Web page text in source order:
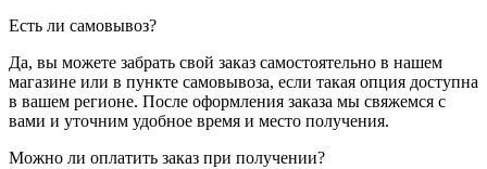
Есть ли самовывоз?
Да, вы можете забрать свой заказ самостоятельно в нашем
магазине или в пункте самовывоза, если такая опция доступна
в вашем регионе. После оформления заказа мы свяжемся с
вами и уточним удобное время и место получения.
Можно ли оплатить заказ при получении?